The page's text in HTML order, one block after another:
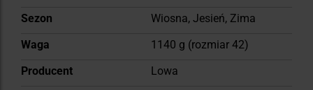
Sezon
Wiosna, Jesień, Zima
Waga
1140 g (rozmiar 42)
Producent
Lowa